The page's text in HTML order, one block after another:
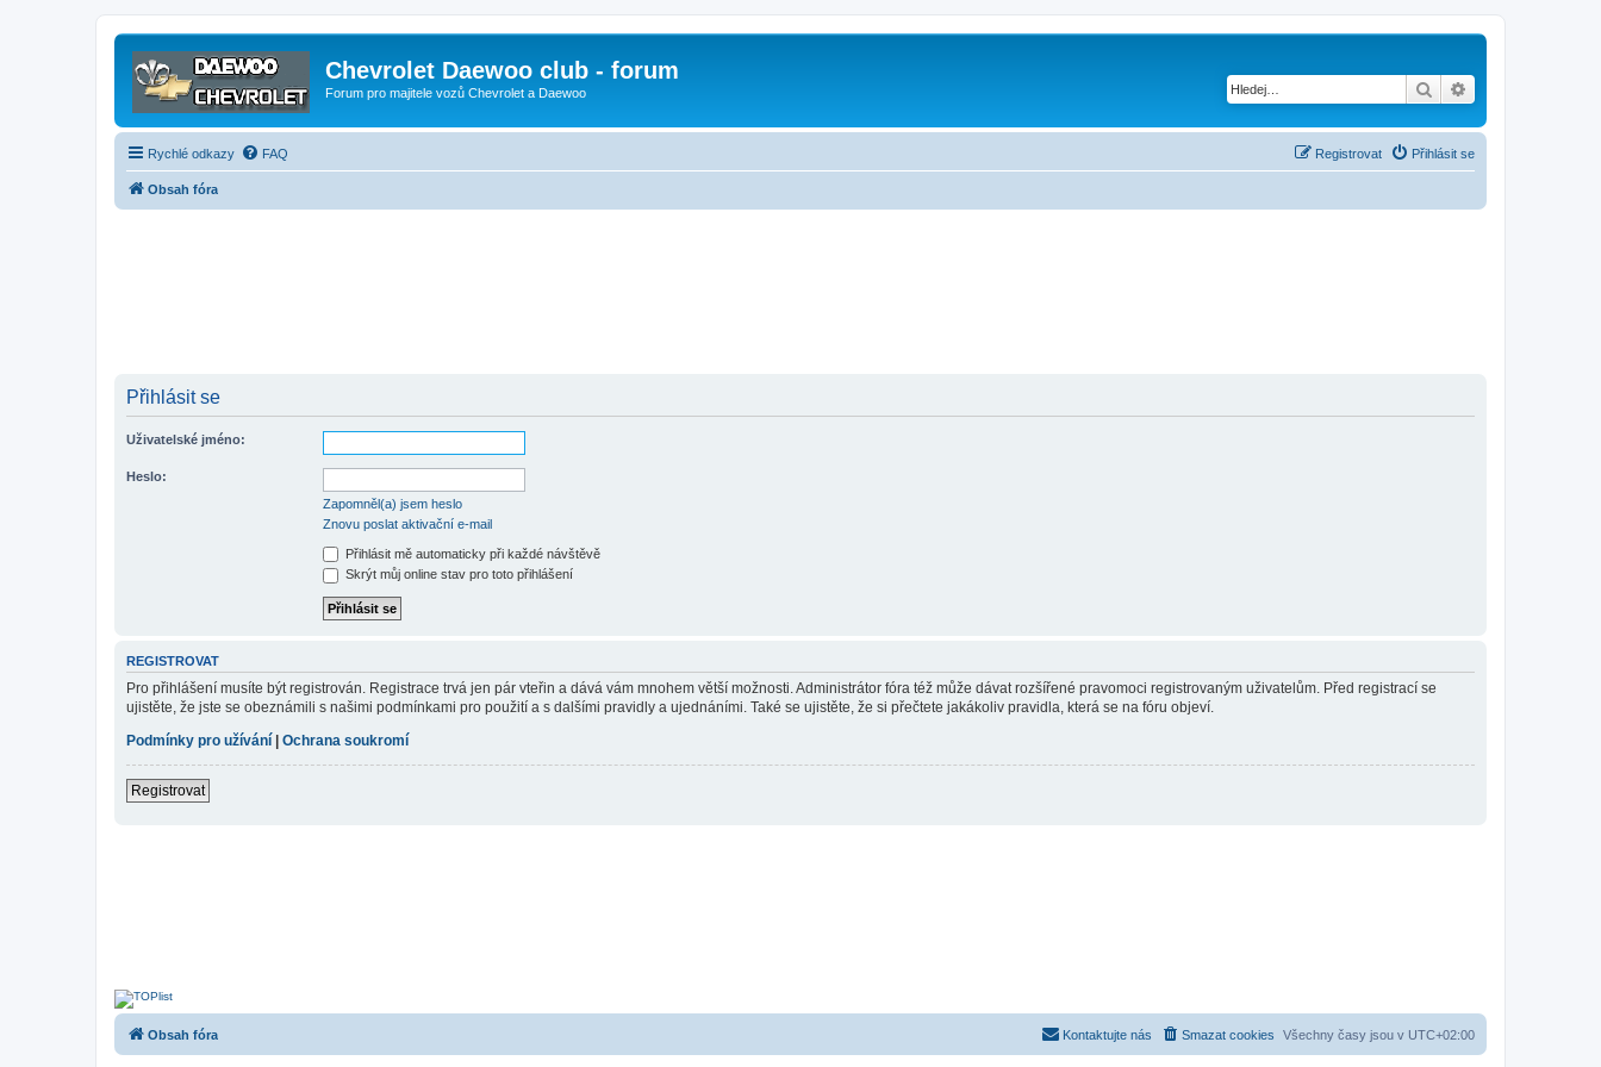
Chevrolet Daewoo club - forum
Forum pro majitele vozů Chevrolet a Daewoo Hledat
Rychlé odkazy FAQ Přihlásit se
Registrovat
Obsah fóra
Přihlásit se
Uživatelské jméno:
Heslo:
Zapomněl(a) jsem heslo
Znovu poslat aktivační e-mail
Přihlásit mě automaticky při každé návštěvě
Skrýt můj online stav pro toto přihlášení
REGISTROVAT
Pro přihlášení musíte být registrován. Registrace trvá jen pár vteřin a dává vám mnohem větší možnosti. Administrátor fóra též může dávat rozšířené pravomoci registrovaným uživatelům. Před registrací se
ujistěte, že jste se obeznámili s našimi podmínkami pro použití a s dalšími pravidly a ujednáními. Také se ujistěte, že si přečtete jakákoliv pravidla, která se na fóru objeví.
Podmínky pro užívání
Ochrana soukromí
Registrovat
Obsah fóra Všechny časy jsou v UTC+02:00
Smazat cookies
Kontaktujte nás